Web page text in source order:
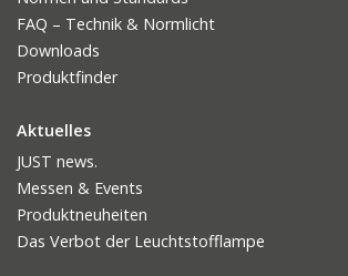
FAQ – Technik & Normlicht
Downloads
Produktfinder
Aktuelles
JUST news.
Messen & Events
Produktneuheiten
Das Verbot der Leuchtstofflampe